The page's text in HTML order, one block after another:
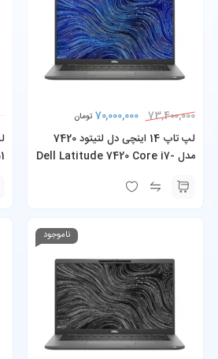
73,400,000
70,000,000 تومان
لپ تاپ 14 اینچی دل لتیتود 7420
مدل Dell Latitude 7420 Core i7-
ناموجود